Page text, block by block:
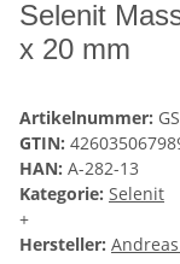
Selenit
x 20 mm
Artikelnummer:
GTIN:
HAN: A-282-13
Kategorie: Selenit
+
Hersteller: